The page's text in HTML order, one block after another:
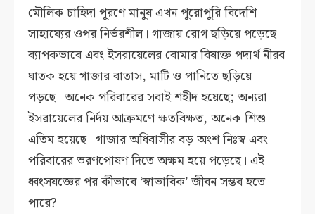
মৌলিক চাহিদা পূরণে মানুষ এখন পুরোপুরি বিদেশি
সাহায্যের ওপর নির্ভরশীল। গাজায় রোগ ছড়িয়ে পড়েছে
ব্যাপকভাবে এবং ইসরায়েলের বোমার বিষাক্ত পদার্থ নীরব
ঘাতক হয়ে গাজার বাতাস, মাটি ও পানিতে ছড়িয়ে
পড়ছে। অনেক পরিবারের সবাই শহীদ হয়েছে; অন্যরা
ইসরায়েলের নির্দয় আক্রমণে ক্ষতবিক্ষত, অনেক শিশু
এতিম হয়েছে। গাজার অধিবাসীর বড় অংশ নিঃস্ব এবং
পরিবারের ভরণপোষণ দিতে অক্ষম হয়ে পড়েছে। এই
ধ্বংসযজ্ঞের পর কীভাবে ‘স্বাভাবিক’ জীবন সম্ভব হতে
পারে?